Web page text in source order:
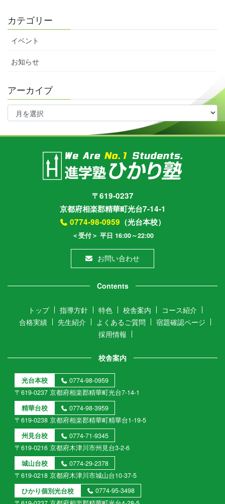
カテゴリー
イベント
お知らせ
アーカイブ
ア
イ
〒619-0237
京都府相楽郡精華町光台7-14-1
0774-98-0959 （光台本校）
＜受付＞ 平日 16:00～22:00
お問い合わせ
Contents
トップ 指導方針 特色 校舎案内
コース紹介
合格実績
先生紹介 よくあるご質問
宿題確認ページ
採用情報
校舎案内
光台本校
0774-98-0959
〒619-0237 京都府相楽郡精華町光台7-14-1
精華台校
0774-98-3959
〒619-0238 京都府相楽郡精華町精華台1-19-5
州見台校
0774-71-9345
〒619-0216 京都府木津川市州見台3-2-6
城山台校
0774-29-2378
〒619-0218 京都府木津川市城山台10-37-5
ひかり個別光台校
0774-95-3498